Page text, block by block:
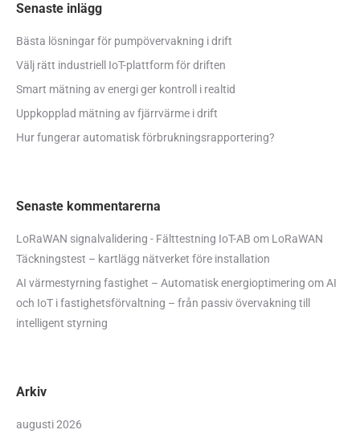
Senaste inlägg
Bästa lösningar för pumpövervakning i drift
Välj rätt industriell IoT-plattform för driften
Smart mätning av energi ger kontroll i realtid
Uppkopplad mätning av fjärrvärme i drift
Hur fungerar automatisk förbrukningsrapportering?
Senaste kommentarerna
LoRaWAN signalvalidering - Fälttestning IoT-AB om LoRaWAN
Täckningstest – kartlägg nätverket före installation
AI värmestyrning fastighet – Automatisk energioptimering omAI
och IoT i fastighetsförvaltning – från passiv övervakning till
intelligent styrning
Arkiv
augusti 2026